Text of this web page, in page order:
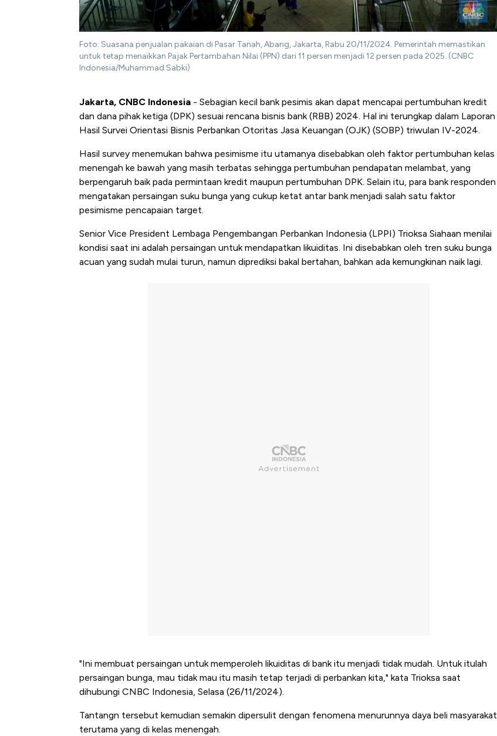
Foto: Suasana penjualan pakaian di Pasar Tanah, Abang, Jakarta, Rabu 20/11/2024. Pemerintah memastikan
untuk tetap menaikkan Pajak Pertambahan Nilai (PPN) dari 11 persen menjadi 12 persen pada 2025. (CNBC
Indonesia/Muhammad Sabki)
Jakarta, CNBC Indonesia - Sebagian kecil bank pesimis akan dapat mencapai pertumbuhan kredit
dan dana pihak ketiga (DPK) sesuai rencana bisnis bank (RBB) 2024. Hal ini terungkap dalam Laporan
Hasil Survei Orientasi Bisnis Perbankan Otoritas Jasa Keuangan (OJK) (SOBP) triwulan IV-2024.
Hasil survey menemukan bahwa pesimisme itu utamanya disebabkan oleh faktor pertumbuhan kelas
menengah ke bawah yang masih terbatas sehingga pertumbuhan pendapatan melambat, yang
berpengaruh baik pada permintaan kredit maupun pertumbuhan DPK. Selain itu, para bank responden
mengatakan persaingan suku bunga yang cukup ketat antar bank menjadi salah satu faktor
pesimisme pencapaian target.
Senior Vice President Lembaga Pengembangan Perbankan Indonesia (LPPI) Trioksa Siahaan menilai
kondisi saat ini adalah persaingan untuk mendapatkan likuiditas. Ini disebabkan oleh tren suku bunga
acuan yang sudah mulai turun, namun diprediksi bakal bertahan, bahkan ada kemungkinan naik lagi.
"Ini membuat persaingan untuk memperoleh likuiditas di bank itu menjadi tidak mudah. Untuk itulah
persaingan bunga, mau tidak mau itu masih tetap terjadi di perbankan kita," kata Trioksa saat
dihubungi CNBC Indonesia, Selasa (26/11/2024).
Tantangn tersebut kemudian semakin dipersulit dengan fenomena menurunnya daya beli masyarakat
terutama yang di kelas menengah.